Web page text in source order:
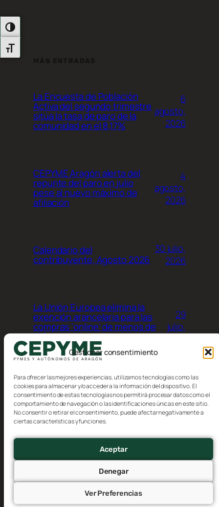
Gestionar consentimiento
Para ofrecer las mejores experiencias, utilizamos tecnologías como las
cookies para almacenar y/o acceder a la información del dispositivo. El
consentimiento de estas tecnologías nos permitirá procesar datos como el
comportamiento de navegación o las identificaciones únicas en este sitio.
No consentir o retirar el consentimiento, puede afectar negativamente a
ciertas características y funciones.
Aceptar
Denegar
Ver Preferencias
Alternar Alto Contraste
Alternar Tamaño De Letra
La Encuesta de Población
Activa del segundo trimestre
sitúa la tasa de paro de la
comunidad en el 8,17%
6
agosto,
2026
CEPYME Aragón alerta del
repunte del paro en julio
pese al nuevo máximo de
afiliación
4
agosto,
2026
Calendario del
contribuyente, Agosto 2026
30 julio,
2026
La Unión Europea elimina la
exención arancelaria para las
compras ‘online’ de menos de
150 euros procedentes de
terceros países
29
julio,
Autores
Eventos
Diseñado con